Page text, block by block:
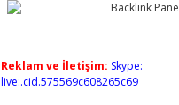
Reklam ve İletişim: Skype:
live:.cid.575569c608265c69